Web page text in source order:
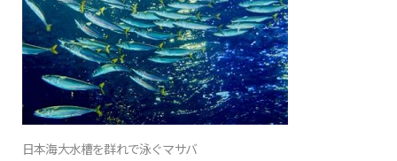
日本海大水槽を群れで泳ぐマサバ